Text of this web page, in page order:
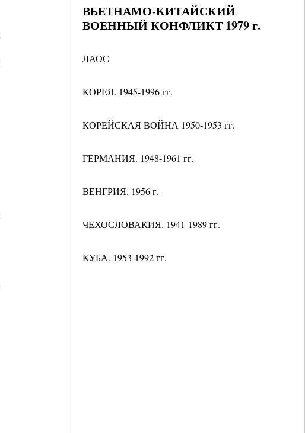
ВЬЕТНАМО-КИТАЙСКИЙ
ВОЕННЫЙ КОНФЛИКТ 1979 г.
ЛАОС
КОРЕЯ. 1945-1996 гг.
КОРЕЙСКАЯ ВОЙНА 1950-1953 гг.
ГЕРМАНИЯ. 1948-1961 гг.
ВЕНГРИЯ. 1956 г.
ЧЕХОСЛОВАКИЯ. 1941-1989 гг.
КУБА. 1953-1992 гг.